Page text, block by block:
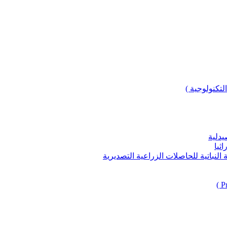
)
للحاصلات الزراعية التصديرية